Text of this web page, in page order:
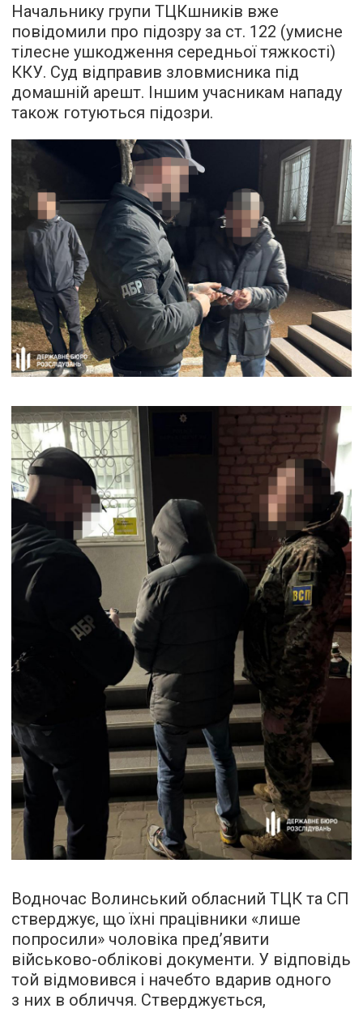
Начальнику групи ТЦКшників вже
повідомили про підозру за ст. 122 (умисне
тілесне ушкодження середньої тяжкості)
ККУ. Суд відправив зловмисника під
домашній арешт. Іншим учасникам нападу
також готуються підозри.
Водночас Волинський обласний ТЦК та СП
стверджує, що їхні працівники «лише
попросили» чоловіка пред’явити
військово-облікові документи. У відповідь
той відмовився і начебто вдарив одного
з них в обличчя. Стверджується,